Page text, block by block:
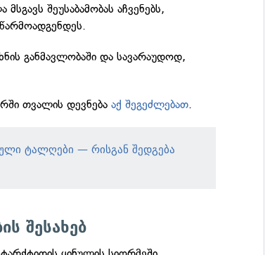
შეუსაბამობას აჩვენებს,
განმავლობაში და სავარაუდოდ,
თვალის დევნებააქ შეგეძლებათ.
ტალღები — რისგან შედგება
შესახებ